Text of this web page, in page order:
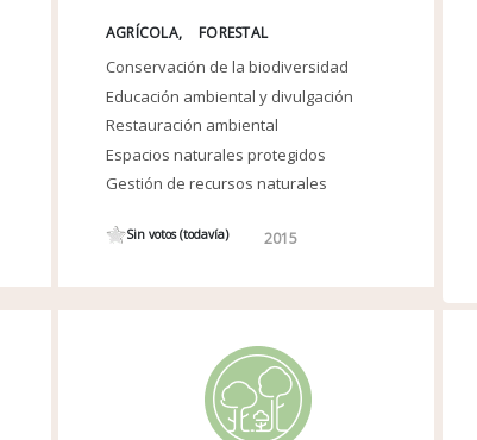
AGRÍCOLA FORESTAL
Conservación de la biodiversidad
Educación ambiental y divulgación
Restauración ambiental
Espacios naturales protegidos
Gestión de recursos naturales
Sin votos (todavía) 2015